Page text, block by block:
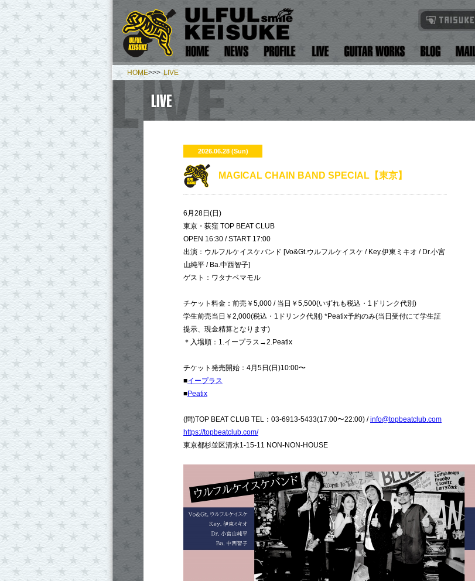
HOME>>> LIVE
2026.06.28 (Sun)
MAGICAL CHAIN BAND SPECIAL【東京】
6月28日(日)
東京・荻窪 TOP BEAT CLUB
OPEN 16:30 / START 17:00
出演：ウルフルケイスケバンド [Vo&Gt.ウルフルケイスケ / Key.伊東ミキオ / Dr.小宮
山純平 / Ba.中西智子]
ゲスト：ワタナベマモル
チケット料金：前売￥5,000 / 当日￥5,500(いずれも税込・1ドリンク代別)
学生前売当日￥2,000(税込・1ドリンク代別) *Peatix予約のみ(当日受付にて学生証
提示、現金精算となります)
＊入場順：1.イープラス→2.Peatix
チケット発売開始：4月5日(日)10:00〜
■イープラス
■Peatix
(問)TOP BEAT CLUB TEL：03-6913-5433(17:00〜22:00) /info@topbeatclub.com
https://topbeatclub.com/
東京都杉並区清水1-15-11 NON-NON-HOUSE